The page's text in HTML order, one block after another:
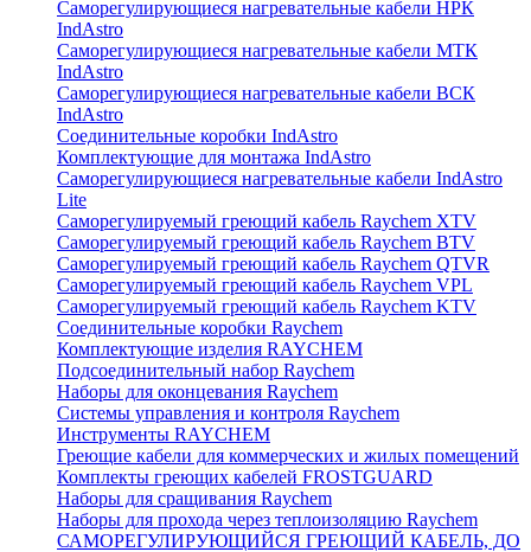
Саморегулирующиеся нагревательные кабели НРК
IndAstro
Саморегулирующиеся нагревательные кабели МТК
IndAstro
Саморегулирующиеся нагревательные кабели ВСК
IndAstro
Соединительные коробки IndAstro
Комплектующие для монтажа IndAstro
Саморегулирующиеся нагревательные кабели IndAstro
Lite
Саморегулируемый греющий кабель Raychem XTV
Саморегулируемый греющий кабель Raychem BTV
Саморегулируемый греющий кабель Raychem QTVR
Саморегулируемый греющий кабель Raychem VPL
Саморегулируемый греющий кабель Raychem KTV
Соединительные коробки Raychem
Комплектующие изделия RAYCHEM
Подсоединительный набор Raychem
Наборы для оконцевания Raychem
Системы управления и контроля Raychem
Инструменты RAYCHEM
Греющие кабели для коммерческих и жилых помещений
Комплекты греющих кабелей FROSTGUARD
Наборы для сращивания Raychem
Наборы для прохода через теплоизоляцию Raychem
САМОРЕГУЛИРУЮЩИЙСЯ ГРЕЮЩИЙ КАБЕЛЬ, ДО